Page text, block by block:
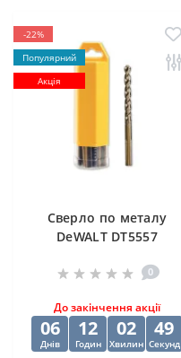
-22%
Популярний
Акція
Cверлo по металу
DeWALT DT5557
10х84х133 мм
0
До закінчення акції
06
Днів
12
Годин
02
Хвилин
49
Секунд